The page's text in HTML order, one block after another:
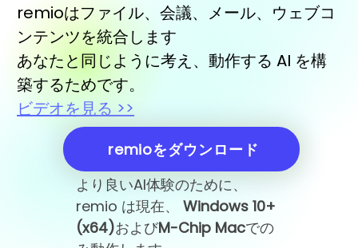
remioはファイル、会議、メール、ウェブコ
ンテンツを統合します
あなたと同じように考え、動作する AI を構
築するためです。
ビデオを見る >>
remioをダウンロード
より良いAI体験のために、
remio は現在、 Windows 10+
(x64)およびM-Chip Macでの